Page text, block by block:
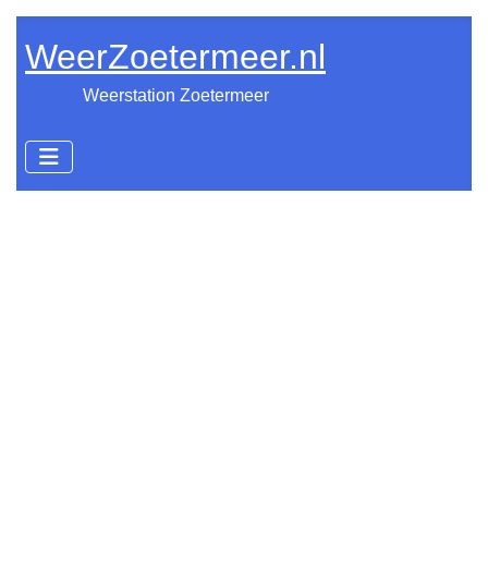
WeerZoetermeer.nl
Weerstation Zoetermeer